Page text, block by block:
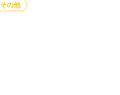
その他